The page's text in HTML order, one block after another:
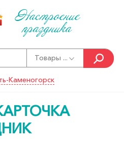
Настроение
праздника
Товары ...
Каменогорск